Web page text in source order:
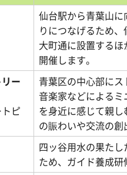
仙台駅から青葉山に
りにつなげるため
大町通に設置する
開催します。
ー
ピ
青葉区の中心部に
音楽家などによる
を身近に感じて親
の賑わいや交流の創
四ッ谷用水の果た
ため、ガイド養成研